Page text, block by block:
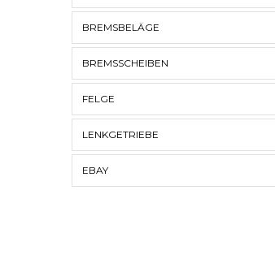
BREMSBELÄGE
BREMSSCHEIBEN
FELGE
LENKGETRIEBE
EBAY